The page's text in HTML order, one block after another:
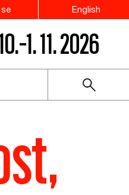
se English
11. 2026